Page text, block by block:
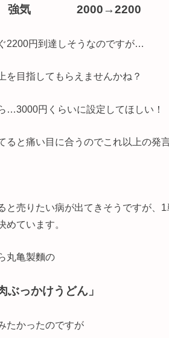
強気 2000→2200
2200円到達しそうなのですが…
を目指してもらえませんかね？
…3000円くらいに設定してほしい！
ると痛い目に合うのでこれ以上の発
と売りたい病が出てきそうですが、
めています。
丸亀製麵の
ぶっかけうどん」
たかったのですが